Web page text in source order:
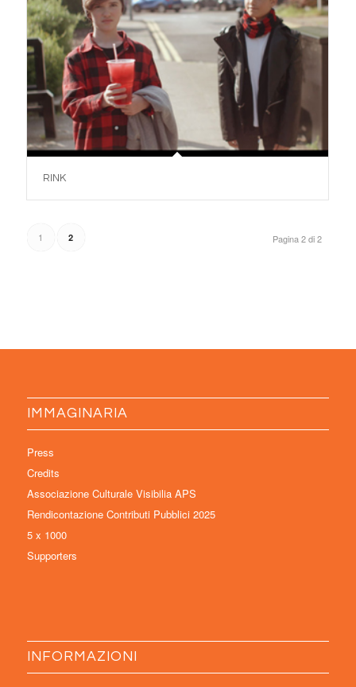
RINK
Pagina 2 di 2
1 2
IMMAGINARIA
Press
Credits
Associazione Culturale Visibilia APS
Rendicontazione Contributi Pubblici 2025
5 x 1000
Supporters
INFORMAZIONI